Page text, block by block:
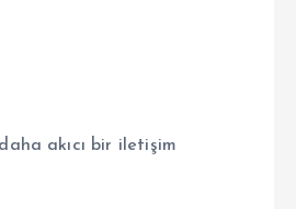
akıcı bir iletişim